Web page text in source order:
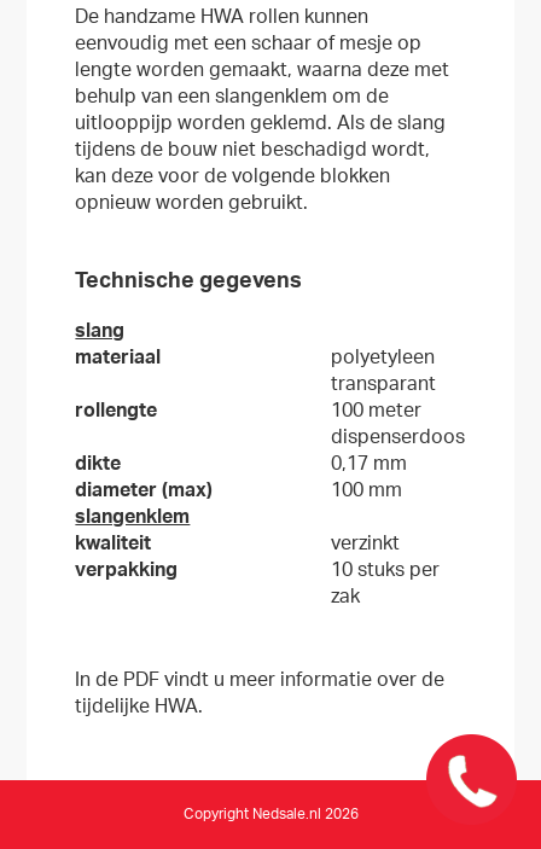
De handzame HWA rollen kunnen
eenvoudig met een schaar of mesje op
lengte worden gemaakt, waarna deze met
behulp van een slangenklem om de
uitlooppijp worden geklemd. Als de slang
tijdens de bouw niet beschadigd wordt,
kan deze voor de volgende blokken
opnieuw worden gebruikt.
Technische gegevens
slang
materiaal
polyetyleen
transparant
rollengte
100 meter
dispenserdoos
dikte
0,17 mm
diameter (max)
100 mm
slangenklem
kwaliteit
verzinkt
verpakking
10 stuks per
zak
In de PDF vindt u meer informatie over de
tijdelijke HWA.
Copyright Nedsale.nl 2026